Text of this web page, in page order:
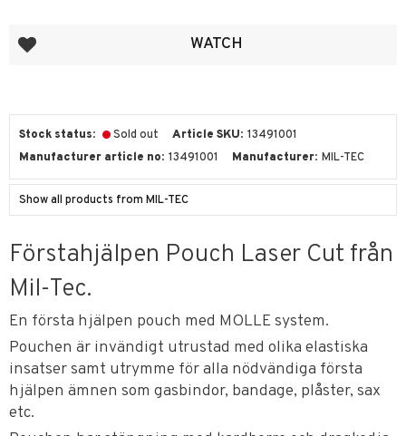
Add to favorites WATCH
Stock status Sold out Article SKU 13491001
Manufacturer article no 13491001 Manufacturer MIL-TEC
Show all products from MIL-TEC
Förstahjälpen Pouch Laser Cut från
Mil-Tec.
En första hjälpen pouch med MOLLE system.
Pouchen är invändigt utrustad med olika elastiska
insatser samt utrymme för alla nödvändiga första
hjälpen ämnen som gasbindor, bandage, plåster, sax
etc.